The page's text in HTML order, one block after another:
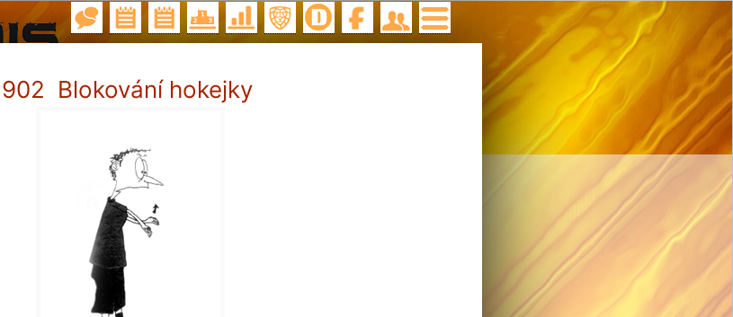
902 Blokování hokejky